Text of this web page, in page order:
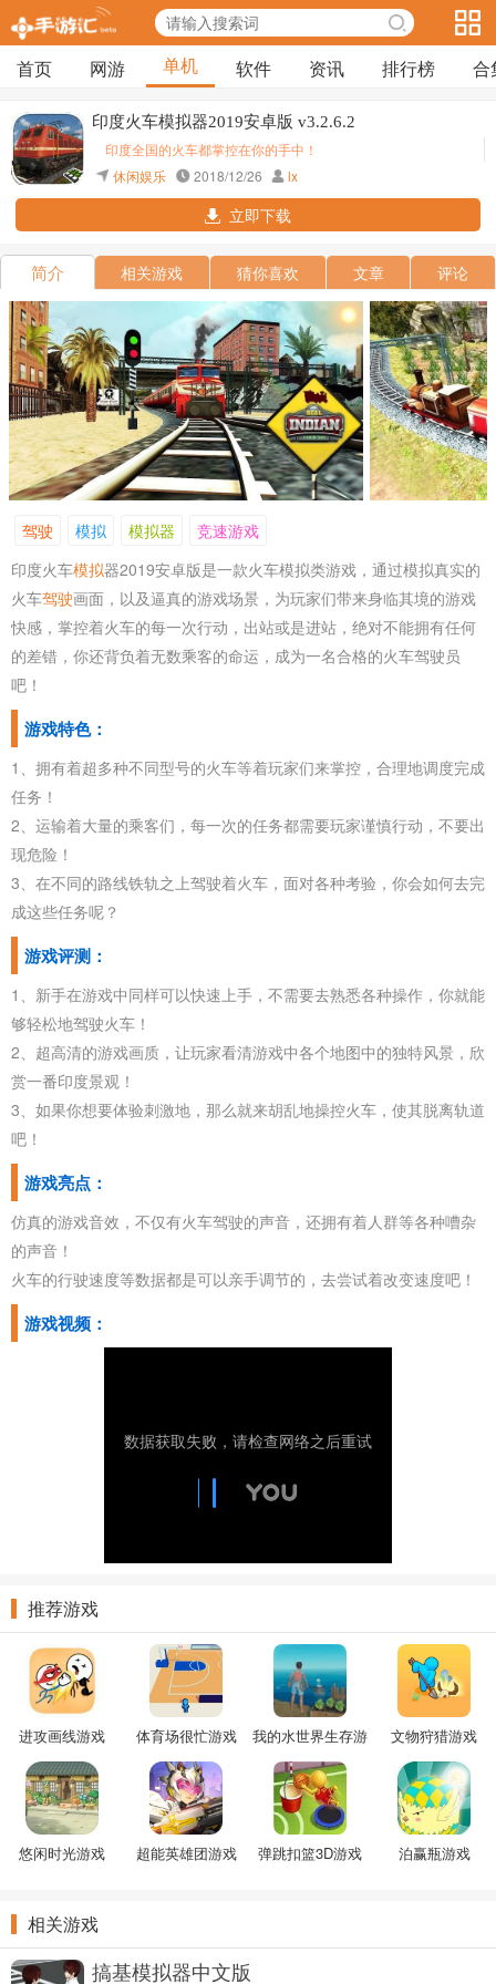
首页 网游 单机 软件 资讯 排行榜 合
印度火车模拟器2019安卓版 v3.2.6.2
印度全国的火车都掌控在你的手中！
休闲娱乐
2018/12/26 lx
立即下载
简介 相关游戏 猜你喜欢 文章 评论
驾驶 模拟 模拟器
竞速游戏
印度火车模拟器2019安卓版是一款火车模拟类游戏，通过模拟真实的
火车驾驶画面，以及逼真的游戏场景，为玩家们带来身临其境的游戏
快感，掌控着火车的每一次行动，出站或是进站，绝对不能拥有任何
的差错，你还背负着无数乘客的命运，成为一名合格的火车驾驶员
吧！
游戏特色：
1、拥有着超多种不同型号的火车等着玩家们来掌控，合理地调度完成
任务！
2、运输着大量的乘客们，每一次的任务都需要玩家谨慎行动，不要出
现危险！
3、在不同的路线铁轨之上驾驶着火车，面对各种考验，你会如何去完
成这些任务呢？
游戏评测：
1、新手在游戏中同样可以快速上手，不需要去熟悉各种操作，你就能
够轻松地驾驶火车！
2、超高清的游戏画质，让玩家看清游戏中各个地图中的独特风景，欣
赏一番印度景观！
3、如果你想要体验刺激地，那么就来胡乱地操控火车，使其脱离轨道
吧！
游戏亮点：
仿真的游戏音效，不仅有火车驾驶的声音，还拥有着人群等各种嘈杂
的声音！
火车的行驶速度等数据都是可以亲手调节的，去尝试着改变速度吧！
游戏视频：
推荐游戏
进攻画线游戏 体育场很忙游戏
我的水世界生存游
戏
文物狩猎游戏
悠闲时光游戏 超能英雄团游戏 弹跳扣篮3D游戏 泊赢瓶游戏
相关游戏
搞基模拟器中文版